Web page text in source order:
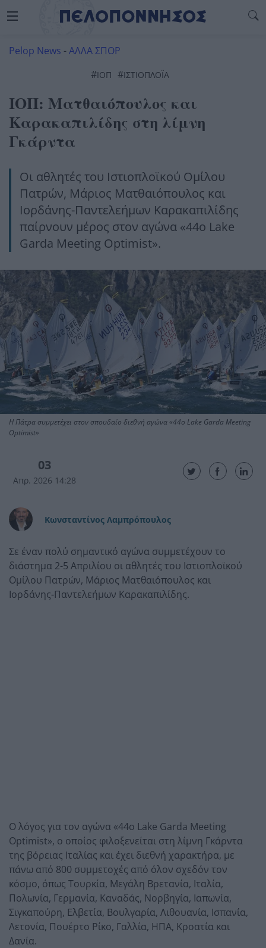
Pelop News -ΑΛΛΑ ΣΠΟΡ
#ΙΟΠ #ΙΣΤΙΟΠΛΟΪΑ
ΙΟΠ: Ματθαιόπουλος και
Καρακαπιλίδης στη λίμνη
Γκάρντα
Οι αθλητές του Ιστιοπλοϊκού Ομίλου
Πατρών, Μάριος Ματθαιόπουλος και
Ιορδάνης-Παντελεήμων Καρακαπιλίδης
παίρνουν μέρος στον αγώνα «44o Lake
Garda Meeting Optimist».
Η Πάτρα συμμετέχει στον σπουδαίο διεθνή αγώνα «44o Lake Garda Meeting
Optimist»
03
Απρ. 2026 14:28
Κωνσταντίνος Λαμπρόπουλος
Σε έναν πολύ σημαντικό αγώνα συμμετέχουν το
διάστημα 2-5 Απριλίου οι αθλητές του Ιστιοπλοϊκού
Ομίλου Πατρών, Μάριος Ματθαιόπουλος και
Ιορδάνης-Παντελεήμων Καρακαπιλίδης.
Ο λόγος για τον αγώνα «44o Lake Garda Meeting
Optimist», ο οποίος φιλοξενείται στη λίμνη Γκάρντα
της βόρειας Ιταλίας και έχει διεθνή χαρακτήρα, με
πάνω από 800 συμμετοχές από όλον σχεδόν τον
κόσμο, όπως Τουρκία, Μεγάλη Βρετανία, Ιταλία,
Πολωνία, Γερμανία, Καναδάς, Νορβηγία, Ιαπωνία,
Σιγκαπούρη, Ελβετία, Βουλγαρία, Λιθουανία, Ισπανία,
Λετονία, Πουέρτο Ρίκο, Γαλλία, ΗΠΑ, Κροατία και
Δανία.